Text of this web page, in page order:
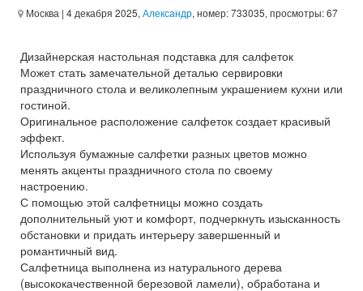
Москва | 4 декабря 2025, Александр, номер: 733035, просмотры: 67
Дизайнерская настольная подставка для салфеток
Может стать замечательной деталью сервировки
праздничного стола и великолепным украшением кухни или
гостиной.
Оригинальное расположение салфеток создает красивый
эффект.
Используя бумажные салфетки разных цветов можно
менять акценты праздничного стола по своему
настроению.
С помощью этой салфетницы можно создать
дополнительный уют и комфорт, подчеркнуть изысканность
обстановки и придать интерьеру завершенный и
романтичный вид.
Салфетница выполнена из натурального дерева
(высококачественной березовой ламели), обработана и